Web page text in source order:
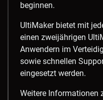
beginnen.
UltiMaker bietet mit
einen zweijährigen
Anwendern im
sowie schnellen
eingesetzt werden.
Weitere Informationen